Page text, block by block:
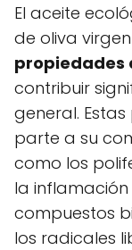
El aceite
de oliva
contribuir
general.
parte a su
como los
la inflamación
compuestos
los radicales